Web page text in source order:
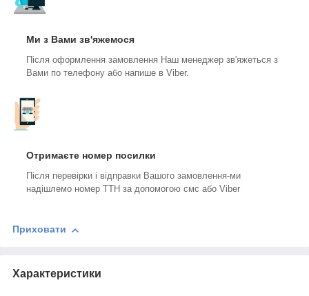
Ми з Вами зв'яжемося
Після оформлення замовлення Наш менеджер зв'яжеться з
Вами по телефону або напише в Viber.
Отримаєте номер посилки
Після перевірки і відправки Вашого замовлення-ми
надішлемо номер ТТН за допомогою смс або Viber
Приховати
Характеристики